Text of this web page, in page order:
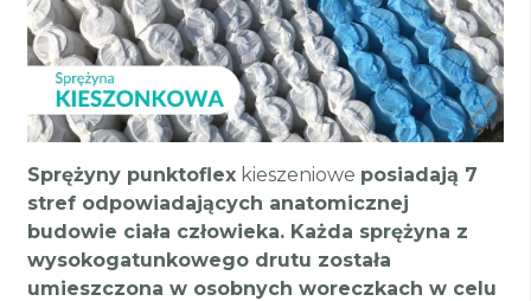
Sprężyny punktoflex kieszeniowe posiadają 7
stref odpowiadających anatomicznej
budowie ciała człowieka. Każda sprężyna z
wysokogatunkowego drutu została
umieszczona w osobnych woreczkach w celu